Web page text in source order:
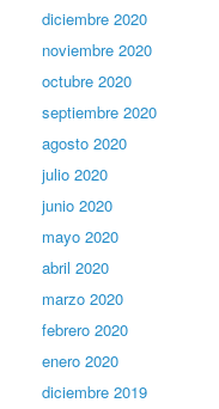
diciembre 2020
noviembre 2020
octubre 2020
septiembre 2020
agosto 2020
julio 2020
junio 2020
mayo 2020
abril 2020
marzo 2020
febrero 2020
enero 2020
diciembre 2019